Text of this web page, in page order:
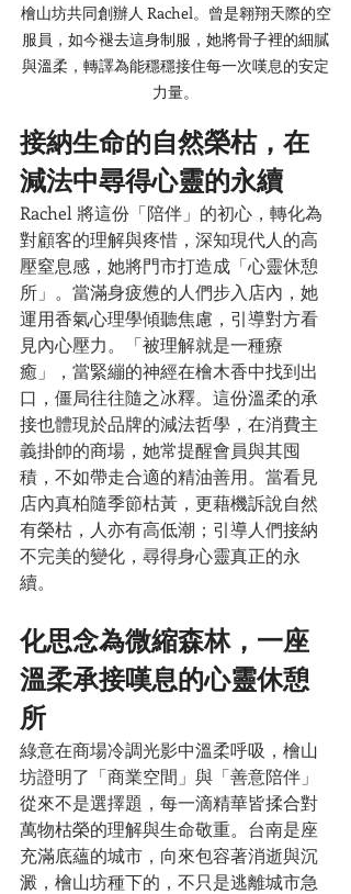
檜山坊共同創辦人 Rachel。曾是翱翔天際的空
服員，如今褪去這身制服，她將骨子裡的細膩
與溫柔，轉譯為能穩穩接住每一次嘆息的安定
力量。
接納生命的自然榮枯，在
減法中尋得心靈的永續
Rachel 將這份「陪伴」的初心，轉化為
對顧客的理解與疼惜，深知現代人的高
壓窒息感，她將門市打造成「心靈休憩
所」。當滿身疲憊的人們步入店內，她
運用香氣心理學傾聽焦慮，引導對方看
見內心壓力。「被理解就是一種療
癒」，當緊繃的神經在檜木香中找到出
口，僵局往往隨之冰釋。這份溫柔的承
接也體現於品牌的減法哲學，在消費主
義掛帥的商場，她常提醒會員與其囤
積，不如帶走合適的精油善用。當看見
店內真柏隨季節枯黃，更藉機訴說自然
有榮枯，人亦有高低潮；引導人們接納
不完美的變化，尋得身心靈真正的永
續。
化思念為微縮森林，一座
溫柔承接嘆息的心靈休憩
所
綠意在商場冷調光影中溫柔呼吸，檜山
坊證明了「商業空間」與「善意陪伴」
從來不是選擇題，每一滴精華皆揉合對
萬物枯榮的理解與生命敬重。台南是座
充滿底蘊的城市，向來包容著消逝與沉
澱，檜山坊種下的，不只是逃離城市急